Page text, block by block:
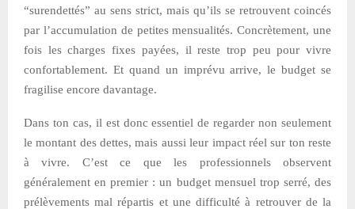
“surendettés” au sens strict, mais qu’ils se retrouvent coincés
par l’accumulation de petites mensualités. Concrètement, une
fois les charges fixes payées, il reste trop peu pour vivre
confortablement. Et quand un imprévu arrive, le budget se
fragilise encore davantage.
Dans ton cas, il est donc essentiel de regarder non seulement
le montant des dettes, mais aussi leur impact réel sur ton reste
à vivre. C’est ce que les professionnels observent
généralement en premier : un budget mensuel trop serré, des
prélèvements mal répartis et une difficulté à retrouver de la